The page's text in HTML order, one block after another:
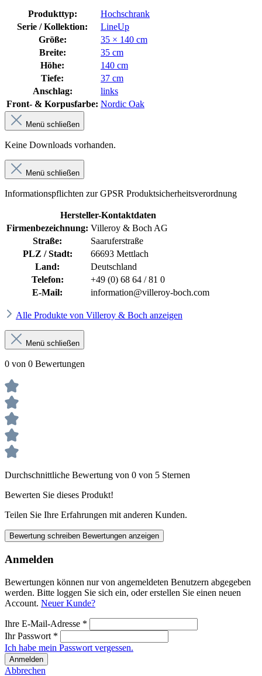
Produkttyp:
Hochschrank
Serie / Kollektion:
LineUp
Größe:
35 × 140 cm
Breite:
35 cm
Höhe:
140 cm
Tiefe:
37 cm
Anschlag:
links
Front- & Korpusfarbe: Nordic Oak
Menü schließen
Keine Downloads vorhanden.
Menü schließen
Informationspflichten zur GPSR Produktsicherheitsverordnung
Hersteller-Kontaktdaten
Firmenbezeichnung: Villeroy & Boch AG
Straße:
Saaruferstraße
PLZ / Stadt:
66693 Mettlach
Land:
Deutschland
Telefon:
+49 (0) 68 64 / 81 0
E-Mail:
information@villeroy-boch.com
Alle Produkte von Villeroy & Boch anzeigen
Menü schließen
0 von 0 Bewertungen
Durchschnittliche Bewertung von 0 von 5 Sternen
Bewerten Sie dieses Produkt!
Teilen Sie Ihre Erfahrungen mit anderen Kunden.
Bewertung schreiben Bewertungen anzeigen
Anmelden
Bewertungen können nur von angemeldeten Benutzern abgegeben
werden. Bitte loggen Sie sich ein, oder erstellen Sie einen neuen
Account. Neuer Kunde?
Ihre E-Mail-Adresse *
Ihr Passwort *
Ich habe mein Passwort vergessen.
Anmelden
Abbrechen